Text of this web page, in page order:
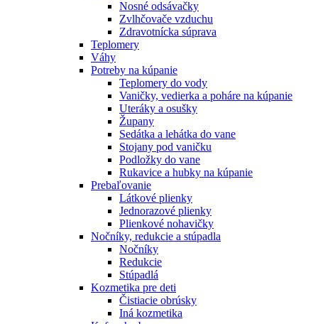
Nosné odsávačky
Zvlhčovače vzduchu
Zdravotnícka súprava
Teplomery
Váhy
Potreby na kúpanie
Teplomery do vody
Vaničky, vedierka a poháre na kúpanie
Uteráky a osušky
Župany
Sedátka a lehátka do vane
Stojany pod vaničku
Podložky do vane
Rukavice a hubky na kúpanie
Prebaľovanie
Látkové plienky
Jednorazové plienky
Plienkové nohavičky
Nočníky, redukcie a stúpadla
Nočníky
Redukcie
Stúpadlá
Kozmetika pre deti
Čistiacie obrúsky
Iná kozmetika